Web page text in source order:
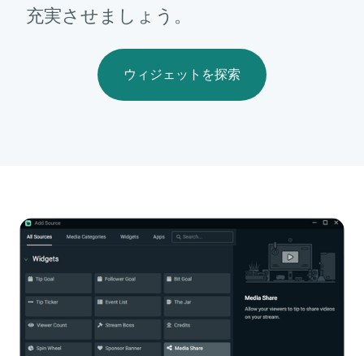
充実させましょう。
ウィジェットを探索